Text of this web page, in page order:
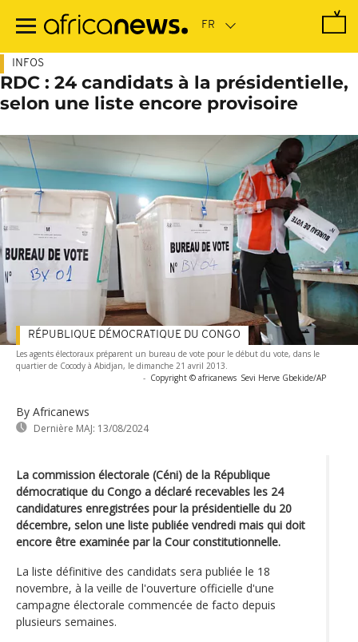
contenu
INFOS
RDC : 24 candidats à la présidentielle,
selon une liste encore provisoire
Les agents électoraux préparent un bureau de vote pour le début du vote, dans le
quartier de Cocody à Abidjan, le dimanche 21 avril 2013.
- Copyright © africanews Sevi Herve Gbekide/AP
By Africanews
Dernière MAJ: 13/08/2024
RÉPUBLIQUE DÉMOCRATIQUE DU CONGO
La commission électorale (Céni) de la République
démocratique du Congo a déclaré recevables les 24
candidatures enregistrées pour la présidentielle du 20
décembre, selon une liste publiée vendredi mais qui doit
encore être examinée par la Cour constitutionnelle.
La liste définitive des candidats sera publiée le 18
novembre, à la veille de l'ouverture officielle d'une
campagne électorale commencée de facto depuis
plusieurs semaines.